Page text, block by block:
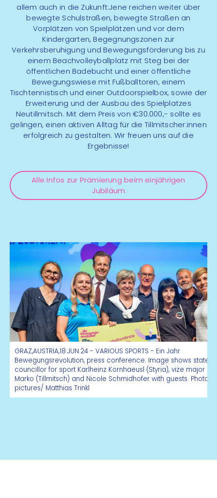
allem auch in die Zukunft:Jene reichen weiter über
bewegte Schulstraßen, bewegte Straßen an
Vorplätzen von Spielplätzen und vor dem
Kindergarten, Begegnungszonen zur
Verkehrsberuhigung und Bewegungsförderung bis zu
einem Beachvolleyballplatz mit Steg bei der
öffentlichen Badebucht und einer öffentliche
Bewegungswiese mit Fußballtoren, einem
Tischtennistisch und einer Outdoorspielbox, sowie der
Erweiterung und der Ausbau des Spielplatzes
Neutillmitsch. Mit dem Preis von €30.000,- sollte es
gelingen, einen aktiven Alltag für die Tillmitscher:innen
erfolgreich zu gestalten. Wir freuen uns auf die
Ergebnisse!
Alle Infos zur Prämierung beim einjährigen
Jubiläum
GRAZ,AUSTRIA,18.JUN.24 - VARIOUS SPORTS - Ein Jahr
Bewegungsrevolution, press conference. Image shows state
councillor for sport Karlheinz Kornhaeusl (Styria), vize major
Marko (Tillmitsch) and Nicole Schmidhofer with guests. Photo:
pictures/ Matthias Trinkl